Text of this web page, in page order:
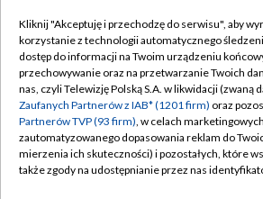
TVP
Abonament TVP
Emisja w TVP
Centrum informacji TVP
Naziemna Telewizja Cyfrowa
Regulamin TVP
Polityka
Moje zgody
Pomoc
Kliknij "Akceptuję i przechodzę do serwisu", aby
korzystanie z technologii automatycznego
dostęp do informacji na Twoim urządzeniu
przechowywanie oraz na przetwarzanie Twoich
nas, czyli Telewizję Polską S.A. w likwidacji (zwaną
Zaufanych Partnerów z IAB* (1201 firm) oraz
Partnerów TVP (93 firm), w celach
zautomatyzowanego dopasowania reklam do
mierzenia ich skuteczności) i pozostałych, które
także zgody na udostępnianie przez nas